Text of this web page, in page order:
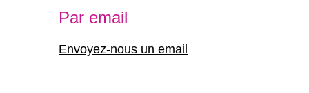
Par email
Envoyez-nous un email